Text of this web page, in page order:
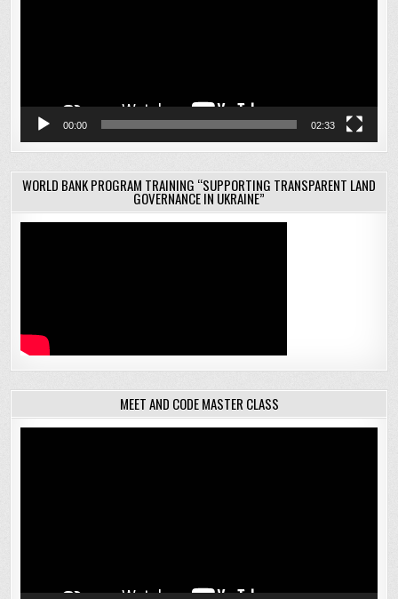
00:00 02:33
WORLD BANK PROGRAM TRAINING “SUPPORTING TRANSPARENT LAND
GOVERNANCE IN UKRAINE”
MEET AND CODE MASTER CLASS